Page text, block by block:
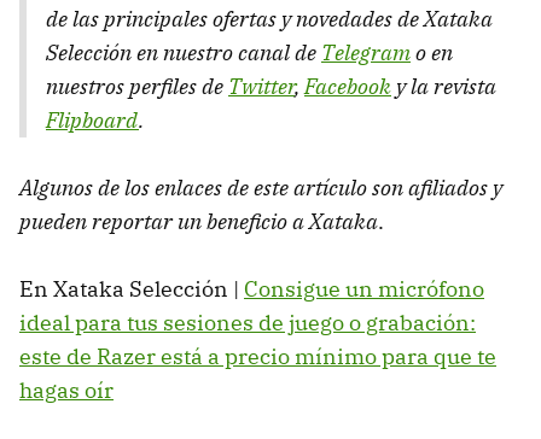
de las principales ofertas y novedades de Xataka
Selección en nuestro canal de Telegramo en
nuestros perfiles de Twitter,Facebook y la revista
Flipboard.
Algunos de los enlaces de este artículo son afiliados y
pueden reportar un beneficio a Xataka.
En Xataka Selección | Consigue un micrófono
ideal para tus sesiones de juego o grabación:
este de Razer está a precio mínimo para que te
hagas oír